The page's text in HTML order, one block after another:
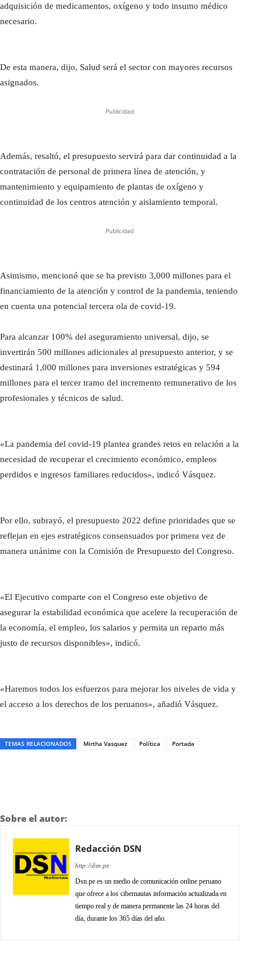
adquisición de medicamentos, oxígeno y todo insumo médico
necesario.
De esta manera, dijo, Salud será el sector con mayores recursos
asignados.
Publicidad
Además, resaltó, el presupuesto servirá para dar continuidad a la
contratación de personal de primera línea de atención, y
mantenimiento y equipamiento de plantas de oxígeno y
continuidad de los centros atención y aislamiento temporal.
Publicidad
Asimismo, mencionó que se ha previsto 3,000 millones para el
financiamiento de la atención y control de la pandemia, teniendo
en cuenta una potencial tercera ola de covid-19.
Para alcanzar 100% del aseguramiento universal, dijo, se
invertirán 500 millones adicionales al presupuesto anterior, y se
destinará 1,000 millones para inversiones estratégicas y 594
millones para el tercer tramo del incremento remunerativo de los
profesionales y técnicos de salud.
«La pandemia del covid-19 plantea grandes retos en relación a la
necesidad de recuperar el crecimiento económico, empleos
perdidos e ingresos familiares reducidos», indicó Vásquez.
Por ello, subrayó, el presupuesto 2022 define prioridades que se
reflejan en ejes estratégicos consensuados por primera vez de
manera unánime con la Comisión de Presupuesto del Congreso.
«El Ejecutivo comparte con el Congreso este objetivo de
asegurar la estabilidad económica que acelere la recuperación de
la economía, el empleo, los salarios y permita un reparto más
justo de recursos disponibles», indicó.
«Haremos todos los esfuerzos para mejorar los niveles de vida y
el acceso a los derechos de los peruanos», añadió Vásquez.
TEMAS RELACIONADOS Mirtha Vasquez Política Portada
Sobre el autor:
Redacción DSN
http://dsn.pe
Dsn.pe es un medio de comunicación online peruano
que ofrece a los cibernautas información actualizada en
tiempo real y de manera permanente las 24 horas del
día, durante los 365 días del año.